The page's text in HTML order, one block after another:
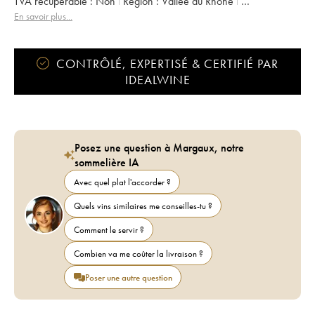
Appellation :
En savoir plus...
CONTRÔLÉ, EXPERTISÉ & CERTIFIÉ PAR
IDEALWINE
Posez une question à Margaux, notre
sommelière IA
Avec quel plat l'accorder ?
Quels vins similaires me conseilles-tu ?
Comment le servir ?
Combien va me coûter la livraison ?
Poser une autre question